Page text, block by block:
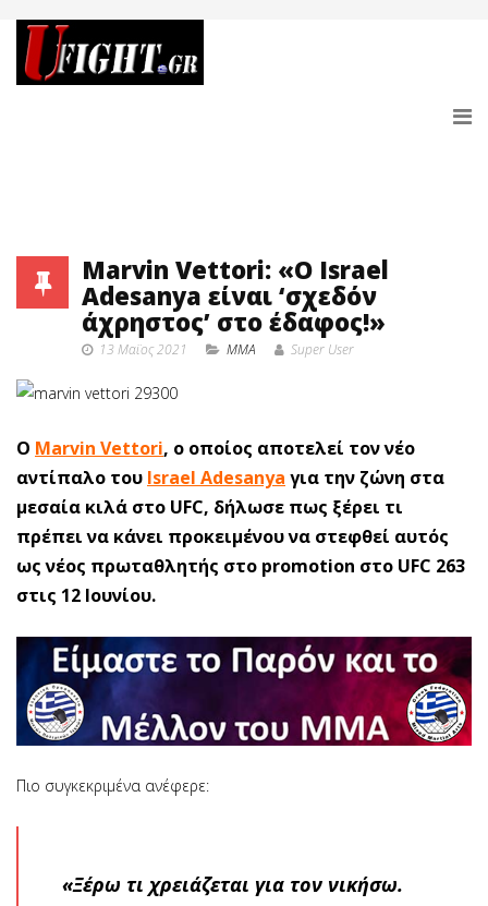
Marvin Vettori: «Ο Israel
Adesanya είναι ‘σχεδόν
άχρηστος’ στο έδαφος!»
13 Μαϊος 2021 MMA Super User
Ο Marvin Vettori, ο οποίος αποτελεί τον νέο
αντίπαλο του Israel Adesanya για την ζώνη στα
μεσαία κιλά στο UFC, δήλωσε πως ξέρει τι
πρέπει να κάνει προκειμένου να στεφθεί αυτός
ως νέος πρωταθλητής στο promotion στο UFC 263
στις 12 Ιουνίου.
Πιο συγκεκριμένα ανέφερε:
«Ξέρω τι χρειάζεται για τον νικήσω.